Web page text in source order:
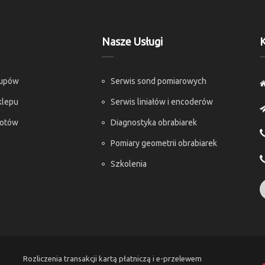
Nasze Usługi
Serwis sond pomiarowych
Serwis liniałów i encoderów
Diagnostyka obrabiarek
Pomiary geometrii obrabiarek
Szkolenia
Rozliczenia transakcji kartą płatniczą i e-przelewem